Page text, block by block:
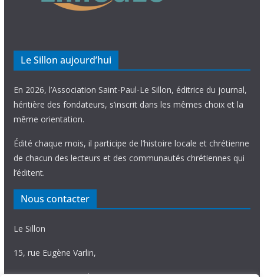
Le Sillon aujourd’hui
En 2026, l’Association Saint-Paul-Le Sillon, éditrice du journal,
héritière des fondateurs, s’inscrit dans les mêmes choix et la
même orientation.
Édité chaque mois, il participe de l’histoire locale et chrétienne
de chacun des lecteurs et des communautés chrétiennes qui
l’éditent.
Nous contacter
Le Sillon
15, rue Eugène Varlin,